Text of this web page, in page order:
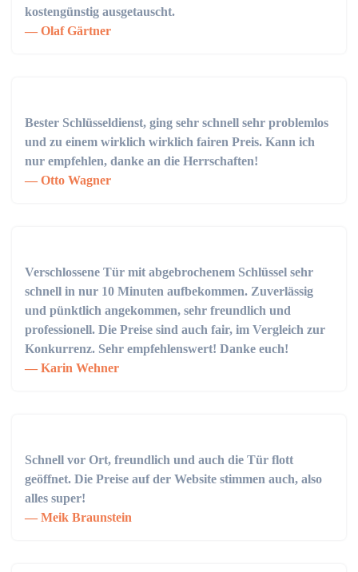
kostengünstig ausgetauscht.
Olaf Gärtner
Bester Schlüsseldienst, ging sehr schnell sehr problemlos
und zu einem wirklich wirklich fairen Preis. Kann ich
nur empfehlen, danke an die Herrschaften!
Otto Wagner
Verschlossene Tür mit abgebrochenem Schlüssel sehr
schnell in nur 10 Minuten aufbekommen. Zuverlässig
und pünktlich angekommen, sehr freundlich und
professionell. Die Preise sind auch fair, im Vergleich zur
Konkurrenz. Sehr empfehlenswert! Danke euch!
Karin Wehner
Schnell vor Ort, freundlich und auch die Tür flott
geöffnet. Die Preise auf der Website stimmen auch, also
alles super!
Meik Braunstein